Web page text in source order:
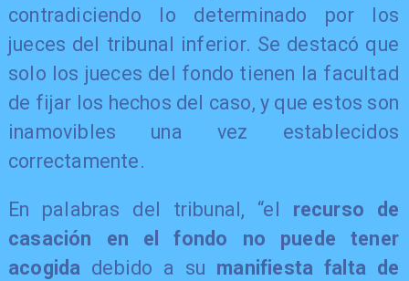
contradiciendo lo determinado por los
jueces del tribunal inferior. Se destacó que
solo los jueces del fondo tienen la facultad
de fijar los hechos del caso, y que estos son
inamovibles una vez establecidos
correctamente.
En palabras del tribunal, “el recurso de
casación en el fondo no puede tener
acogida debido a su manifiesta falta de